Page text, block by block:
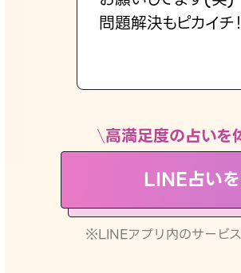
問題解決もピカイチ！
高満足度の占いを
LINE占い
※LINEアプリ内のサービ